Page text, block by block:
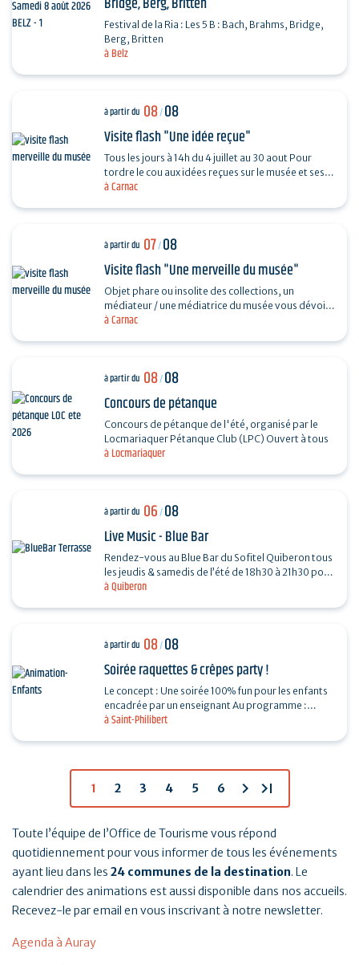
à Belz
Festival de la Ria : Les 5 B : Bach, Brahms, Bridge,
Berg, Britten
à Carnac
à partir du 08/08
Visite flash "Une idée reçue"
Tous les jours à 14h du 4 juillet au 30 aout Pour
tordre le cou aux idées reçues sur le musée et ses
collections, piochez au hasard une question et…
à Carnac
à partir du 07/08
Visite flash "Une merveille du musée"
Objet phare ou insolite des collections, un
médiateur / une médiatrice du musée vous dévoile
son histoire. Sans réservation. Durée 30…
à Locmariaquer
à partir du 08/08
Concours de pétanque
Concours de pétanque de l'été, organisé par le
Locmariaquer Pétanque Club (LPC) Ouvert à tous
à Quiberon
à partir du 06/08
Live Music - Blue Bar
Rendez-vous au Blue Bar du Sofitel Quiberon tous
les jeudis & samedis de l’été de 18h30 à 21h30 pour
vivre des instants musicaux & conviviaux avec…
à Saint-Philibert
à partir du 08/08
Soirée raquettes & crêpes party !
Le concept : Une soirée 100% fun pour les enfants
encadrée par un enseignant Au programme :
tennis, padel et pickleball suivis d’un Breizh picnic :
1 2 3 4 5 6 chevron_right last_page
Toute l’équipe de l’Office de Tourisme vous répond
quotidiennement pour vous informer de tous les événements
ayant lieu dans les 24 communes de la destination. Le
calendrier des animations est aussi disponible dans nos accueils.
Recevez-le par email en vous inscrivant à notre newsletter.
Agenda à Auray